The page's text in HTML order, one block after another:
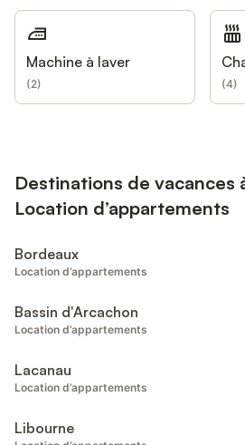
Machine à laver
(2) (4)
Destinations de vacances
Location d’appartements
Bordeaux
Location d’appartements
Bassin d'Arcachon
Location d’appartements
Lacanau
Location d’appartements
Libourne